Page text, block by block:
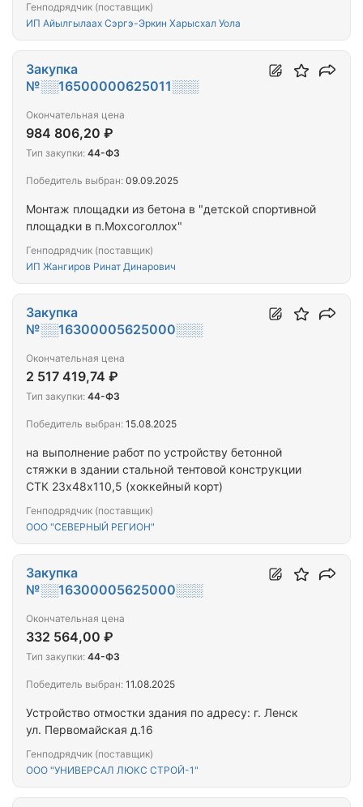
Генподрядчик (поставщик)
ИП Айылгылаах Сэргэ-Эркин Харысхал Уола
Монтаж площадки из бетона в "детской спортивной
площадки в п.Мохсоголлох"
Генподрядчик (поставщик)
ИП Жангиров Ринат Динарович
Закупка
№░░16500000625011░░░
Окончательная цена
984 806,20 ₽
Тип закупки: 44-ФЗ
Победитель выбран: 09.09.2025
на выполнение работ по устройству бетонной
стяжки в здании стальной тентовой конструкции
СТК 23х48х110,5 (хоккейный корт)
Генподрядчик (поставщик)
ООО "СЕВЕРНЫЙ РЕГИОН"
Закупка
№░░16300005625000░░░
Окончательная цена
2 517 419,74 ₽
Тип закупки: 44-ФЗ
Победитель выбран: 15.08.2025
Устройство отмостки здания по адресу: г. Ленск
ул. Первомайская д.16
Генподрядчик (поставщик)
ООО "УНИВЕРСАЛ ЛЮКС СТРОЙ-1"
Закупка
№░░16300005625000░░░
Окончательная цена
332 564,00 ₽
Тип закупки: 44-ФЗ
Победитель выбран: 11.08.2025